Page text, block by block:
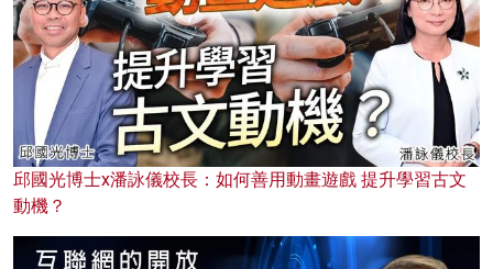
邱國光博士x潘詠儀校長：如何善用動畫遊戲 提升學習古文
動機？